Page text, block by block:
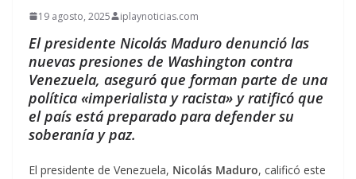
19 agosto, 2025 iplaynoticias.com
El presidente Nicolás Maduro denunció las
nuevas presiones de Washington contra
Venezuela, aseguró que forman parte de una
política «imperialista y racista» y ratificó que
el país está preparado para defender su
soberanía y paz.
El presidente de Venezuela, Nicolás Maduro, calificó este